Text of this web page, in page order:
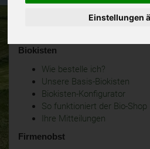
Einstellungen
Biokisten
Wie bestelle ich?
Unsere Basis-Biokisten
Biokisten-Konfigurator
So funktioniert der Bio-Shop
Ihre Mitteilungen
Firmenobst